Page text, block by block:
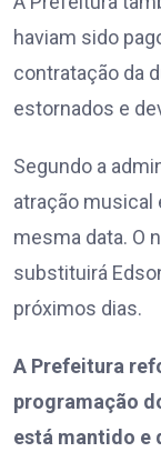
haviam sido
contratação da
estornados e
Segundo a
atração musical
mesma data. O
substituirá
próximos dias.
A Prefeitura
programação
está mantido e